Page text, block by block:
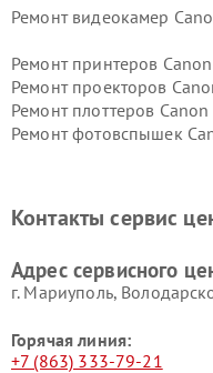
Ремонт видеокамер
Ремонт принтеров Canon
Ремонт проекторов
Ремонт плоттеров Canon
Ремонт фотовспышек
Контакты сервис
Адрес сервисного
г. Мариуполь,
Горячая линия:
+7 (863) 333-79-21